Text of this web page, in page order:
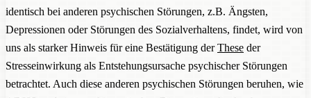
identisch bei anderen psychischen Störungen, z.B. Ängsten,
Depressionen oder Störungen des Sozialverhaltens, findet, wird von
uns als starker Hinweis für eine Bestätigung derThese der
Stresseinwirkung als Entstehungsursache psychischer Störungen
betrachtet. Auch diese anderen psychischen Störungen beruhen, wie